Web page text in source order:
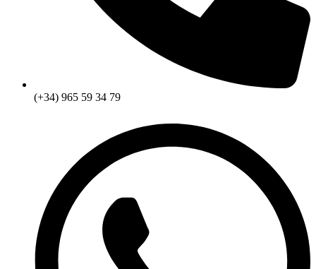
(+34) 965 59 34 79